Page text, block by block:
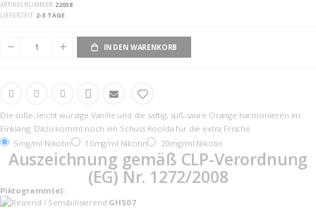
ARTIKELNUMMER 22038
LIEFERZEIT 2-3 TAGE
IN DEN WARENKORB
Die süße, leicht würzige Vanille und die saftig, süß-saure Orange harmonieren im
Einklang. Dazu kommt noch ein Schuss Koolda für die extra Frische.
5mg/ml Nikotin
10mg/ml Nikotin 20mg/ml Nikotin
Auszeichnung gemäß CLP-Verordnung
(EG) Nr. 1272/2008
Piktogramm(e):
GHS07